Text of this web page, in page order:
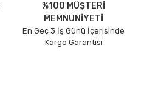
%100 MÜŞTERİ
MEMNUNİYETİ
En Geç 3 İş Günü İçerisinde
Kargo Garantisi